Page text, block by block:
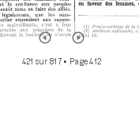
421 sur 817 • Page 412